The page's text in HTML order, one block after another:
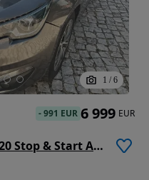
1 / 6
Peugeot 308 BlueHDi FAP 120 Stop & Start Allure
-991 EUR 6 999 EUR